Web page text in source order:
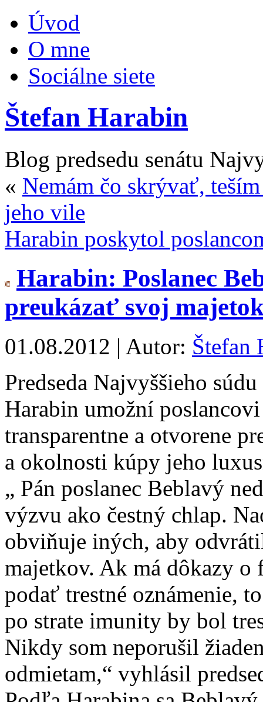
Úvod
O mne
Sociálne siete
Štefan Harabin
Blog predsedu senátu
« Nemám čo skrývať,
jeho vile
Harabin poskytol
Harabin: Poslanec
preukázať svoj
01.08.2012 | Autor: Štefan
Predseda Najvyššieho
Harabin umožní
transparentne a otvorene
a okolnosti kúpy jeho
„ Pán poslanec Beblavý
výzvu ako čestný chlap.
obviňuje iných, aby
majetkov. Ak má dôkazy
podať trestné oznámenie,
po strate imunity by bol
Nikdy som neporušil
odmietam,“ vyhlásil